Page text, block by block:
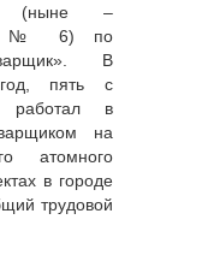
6 (ныне –
№ 6) по
В
пять с
работал в
на
атомного
в городе
трудовой